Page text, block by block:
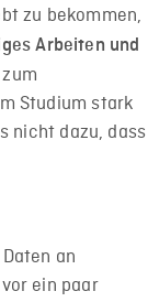
zu bekommen,
Arbeiten und
Studium stark
nicht dazu, dass
an
ein paar